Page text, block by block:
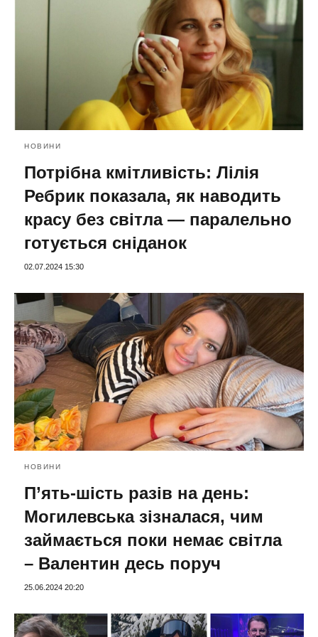
НОВИНИ
Потрібна кмітливість: Лілія
Ребрик показала, як наводить
красу без світла — паралельно
готується сніданок
02.07.2024 15:30
НОВИНИ
П’ять-шість разів на день:
Могилевська зізналася, чим
займається поки немає світла
– Валентин десь поруч
25.06.2024 20:20